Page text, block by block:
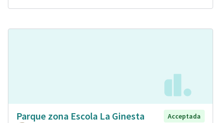
Parque zona Escola La Ginesta
Acceptada